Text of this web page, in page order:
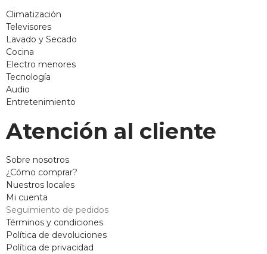
Climatización
Televisores
Lavado y Secado
Cocina
Electro menores
Tecnología
Audio
Entretenimiento
Atención al cliente
Sobre nosotros
¿Cómo comprar?
Nuestros locales
Mi cuenta
Seguimiento de pedidos
Términos y condiciones
Política de devoluciones
Política de privacidad